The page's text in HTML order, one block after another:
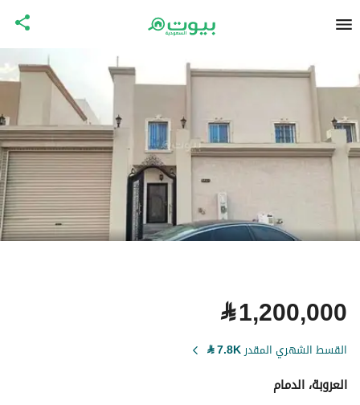
⃁1,200,000
القسط الشهري المقدر7.8K
⃁
العروبة، الدمام